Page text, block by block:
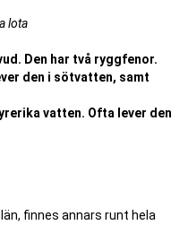
lota
Den har två ryggfenor.
den i sötvatten, samt
vatten. Ofta lever den
finnes annars runt hela